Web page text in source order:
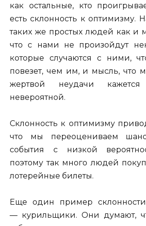
как остальные, кто
есть склонность к оптимизму.
таких же простых людей как и
что с нами не произойдут
которые случаются с ними,
повезет, чем им, и мысль, что
жертвой неудачи
невероятной.
Склонность к оптимизму
что мы переоцениваем шанс
события с низкой
поэтому так много людей
лотерейные билеты.
Еще один пример
— курильщики. Они думают,